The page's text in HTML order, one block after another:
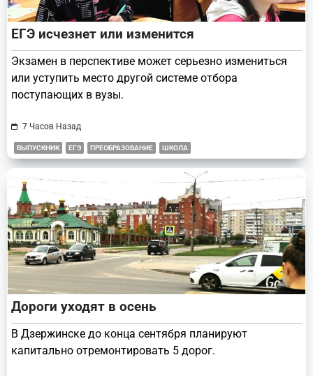
ЕГЭ исчезнет или изменится
Экзамен в перспективе может серьезно измениться
или уступить место другой системе отбора
поступающих в вузы.
7 Часов Назад
ВЫПУСКНИК ЕГЭ ПРЕОБРАЗОВАНИЕ ШКОЛА
Дороги уходят в осень
В Дзержинске до конца сентября планируют
капитально отремонтировать 5 дорог.